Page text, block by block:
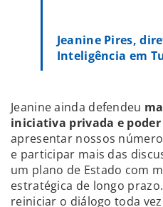
Jeanine Pires,
Inteligência em
Jeanine ainda defendeu
iniciativa privada e
apresentar nossos
e participar mais das
um plano de Estado com
estratégica de longo
reiniciar o diálogo toda